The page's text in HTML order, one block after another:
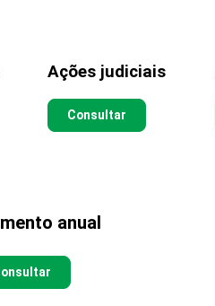
Ações judiciais
Consultar
anual